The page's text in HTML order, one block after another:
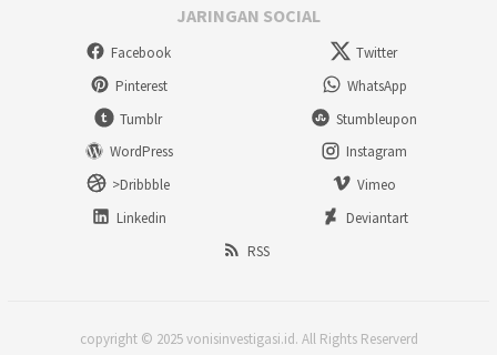
JARINGAN SOCIAL
Facebook
Twitter
Pinterest
WhatsApp
Tumblr
Stumbleupon
WordPress
Instagram
>Dribbble
Vimeo
Linkedin
Deviantart
RSS
copyright © 2025 vonisinvestigasi.id. All Rights Reserverd